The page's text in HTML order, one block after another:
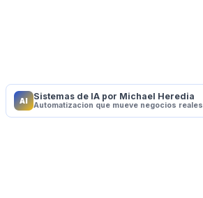
AI Sistemas de IA por Michael Heredia
Automatizacion que mueve negocios reales